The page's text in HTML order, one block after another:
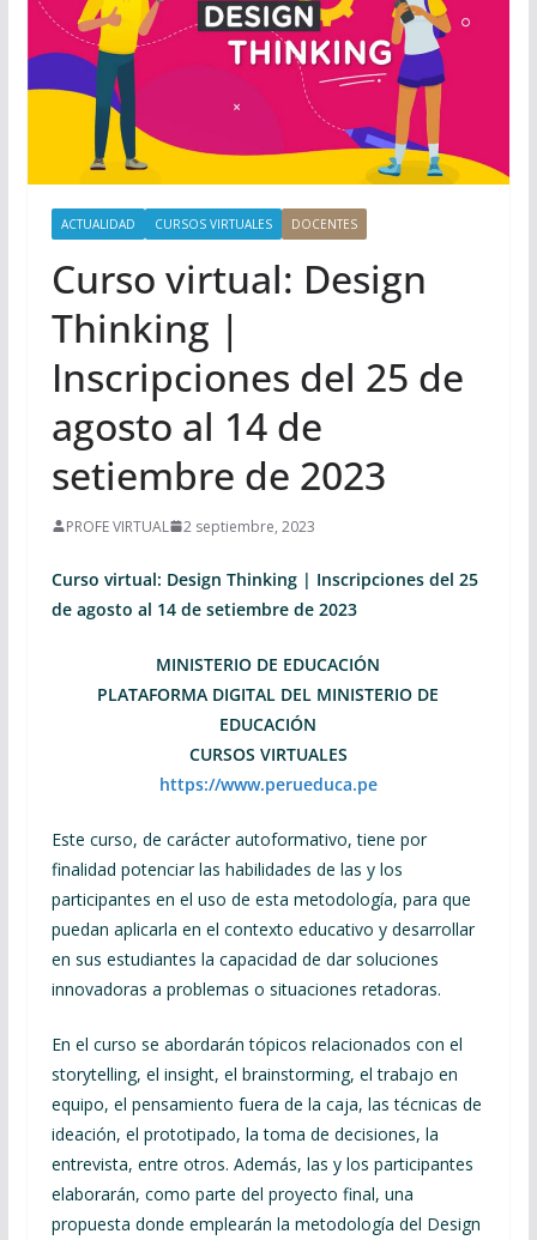
ACTUALIDAD CURSOS VIRTUALES DOCENTES
Curso virtual: Design
Thinking |
Inscripciones del 25 de
agosto al 14 de
setiembre de 2023
PROFE VIRTUAL 2 septiembre, 2023
Curso virtual: Design Thinking | Inscripciones del 25
de agosto al 14 de setiembre de 2023
MINISTERIO DE EDUCACIÓN
PLATAFORMA DIGITAL DEL MINISTERIO DE
EDUCACIÓN
CURSOS VIRTUALES
https://www.perueduca.pe
Este curso, de carácter autoformativo, tiene por
finalidad potenciar las habilidades de las y los
participantes en el uso de esta metodología, para que
puedan aplicarla en el contexto educativo y desarrollar
en sus estudiantes la capacidad de dar soluciones
innovadoras a problemas o situaciones retadoras.
En el curso se abordarán tópicos relacionados con el
storytelling, el insight, el brainstorming, el trabajo en
equipo, el pensamiento fuera de la caja, las técnicas de
ideación, el prototipado, la toma de decisiones, la
entrevista, entre otros. Además, las y los participantes
elaborarán, como parte del proyecto final, una
propuesta donde emplearán la metodología del Design